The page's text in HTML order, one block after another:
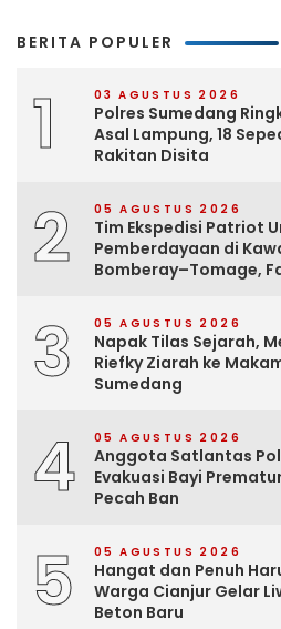
BERITA POPULER
1 03 AGUSTUS 2026
Polres Sumedang
Asal Lampung, 18
Rakitan Disita
2 05 AGUSTUS 2026
Tim Ekspedisi Patriot
Pemberdayaan di
Bomberay–Tomage,
3 05 AGUSTUS 2026
Napak Tilas Sejarah,
Riefky Ziarah ke
Sumedang
4 05 AGUSTUS 2026
Anggota Satlantas
Evakuasi Bayi
Pecah Ban
5 05 AGUSTUS 2026
Hangat dan Penuh
Warga Cianjur Gelar
Beton Baru